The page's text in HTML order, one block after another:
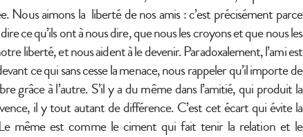
Nous aimons la liberté de nos amis : c’est précisément parce
ce qu’ils ont à nous dire, que nous les croyons et que nous les
liberté, et nous aident à le devenir. Paradoxalement, l’ami est
ce qui sans cesse la menace, nous rappeler qu’il importe de
grâce à l’autre. S’il y a du même dans l’amitié, qui produit la
il y tout autant de différence. C’est cet écart qui évite la
même est comme le ciment qui fait tenir la relation et le